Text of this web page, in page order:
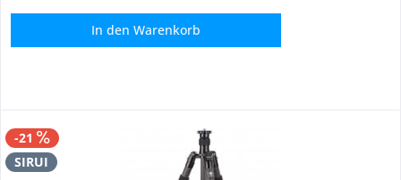
In den Warenkorb
-21
SIRUI